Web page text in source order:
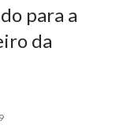
para a
da